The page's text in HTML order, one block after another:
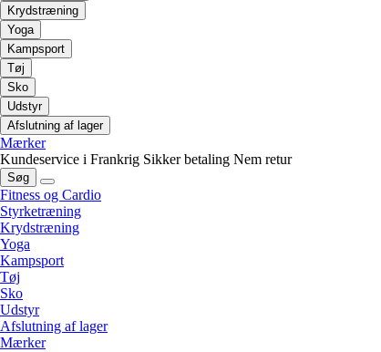
Krydstræning
Yoga
Kampsport
Tøj
Sko
Udstyr
Afslutning af lager
Mærker
Kundeservice i Frankrig Sikker betaling Nem retur
Søg
Fitness og Cardio
Styrketræning
Krydstræning
Yoga
Kampsport
Tøj
Sko
Udstyr
Afslutning af lager
Mærker